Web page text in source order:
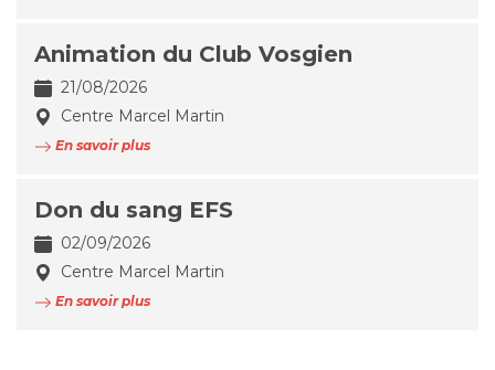
Animation du Club Vosgien
21/08/2026
Centre Marcel Martin
En savoir plus
Don du sang EFS
02/09/2026
Centre Marcel Martin
En savoir plus